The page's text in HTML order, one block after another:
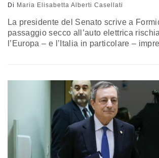
Di Maria Elisabetta Alberti Casellati
La presidente del Senato scrive a
passaggio secco all’auto elettrica
l’Europa – e l’Italia in particolare –
rischiamo una rivoluzione irrealizzabile
ancora, dannosa